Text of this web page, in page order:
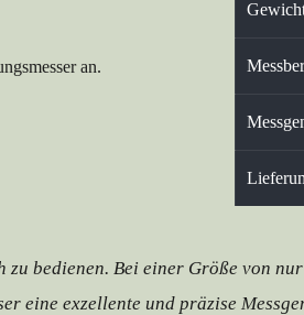
an.
zu bedienen. Bei einer Größe von nur
eine exzellente und präzise